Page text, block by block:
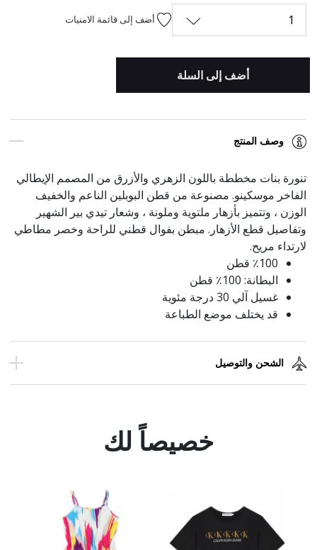
1 أضف إلى قائمة الامنيات
أضف إلى السلة
وصف المنتج
تنورة بنات مخططة باللون الزهري والأزرق من المصمم الإيطالي
الفاخر موسكينو. مصنوعة من قطن البوبلين الناعم والخفيف
الوزن ، وتتميز بأزهار ملتوية وملونة ، وشعار تيدي بير الشهير
وتفاصيل قطع الأزهار. مبطن بفوال قطني للراحة وخصر مطاطي
لارتداء مريح.
٪100 قطن
البطانة: 100٪ قطن
غسيل آلي 30 درجة مئوية
قد يختلف موضع الطباعة
الشحن والتوصيل
خصيصاً لك